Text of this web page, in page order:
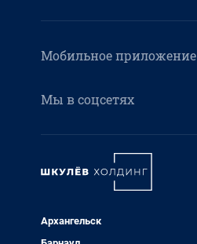
Мобильное приложение
Мы в соцсетях
Архангельск